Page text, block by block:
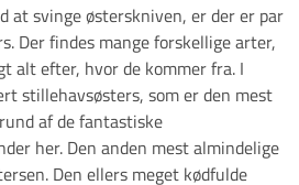
at svinge østerskniven, er der er par
Der findes mange forskellige arter,
alt efter, hvor de kommer fra. I
stillehavsøsters, som er den mest
af de fantastiske
her. Den anden mest almindelige
Den ellers meget kødfulde